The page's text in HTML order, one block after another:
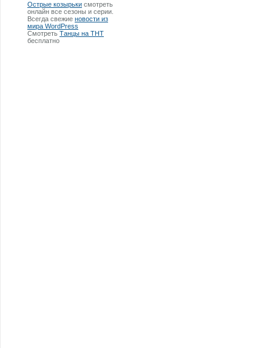
Острые козырьки смотреть
онлайн все сезоны и серии.
Всегда свежие новости из
мира WordPress
Смотреть Танцы на ТНТ
бесплатно